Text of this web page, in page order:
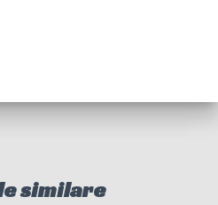
similare